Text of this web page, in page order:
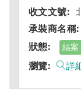
結案
詳